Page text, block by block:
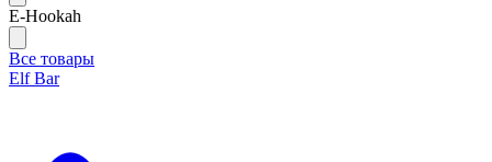
E-Hookah
Все товары
Elf Bar